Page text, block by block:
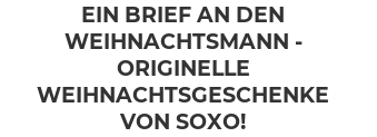
EIN BRIEF AN DEN
WEIHNACHTSMANN -
ORIGINELLE
WEIHNACHTSGESCHENKE
VON SOXO!